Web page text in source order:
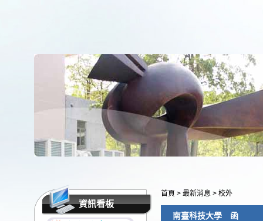
資訊看板
首頁 > 最新消息 > 校外
南臺科技大學 函